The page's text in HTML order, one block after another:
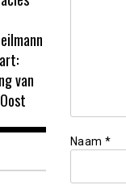
Naam *
van